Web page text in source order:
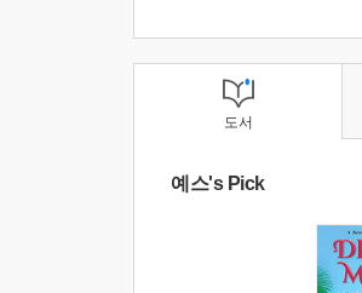
도서
예스's Pick